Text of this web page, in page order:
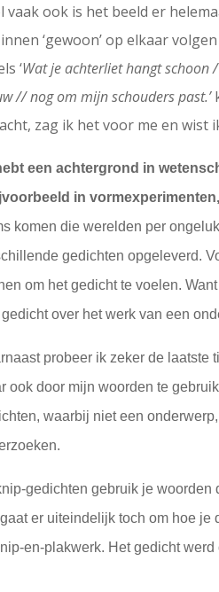
vaak ook is het beeld er
‘gewoon’ op elkaar
‘Wat je achterliet hangt schoon
// nog om mijn schouders past.’
zag ik het voor me en wist
een achtergrond in
in
komen die werelden per
gedichten opgeleverd.
om het gedicht te voelen.
over het werk van een
probeer ik zeker de laatste
ook door mijn woorden te
waarbij niet een
gedichten gebruik je woorden
er uiteindelijk toch om hoe
en-plakwerk. Het gedicht